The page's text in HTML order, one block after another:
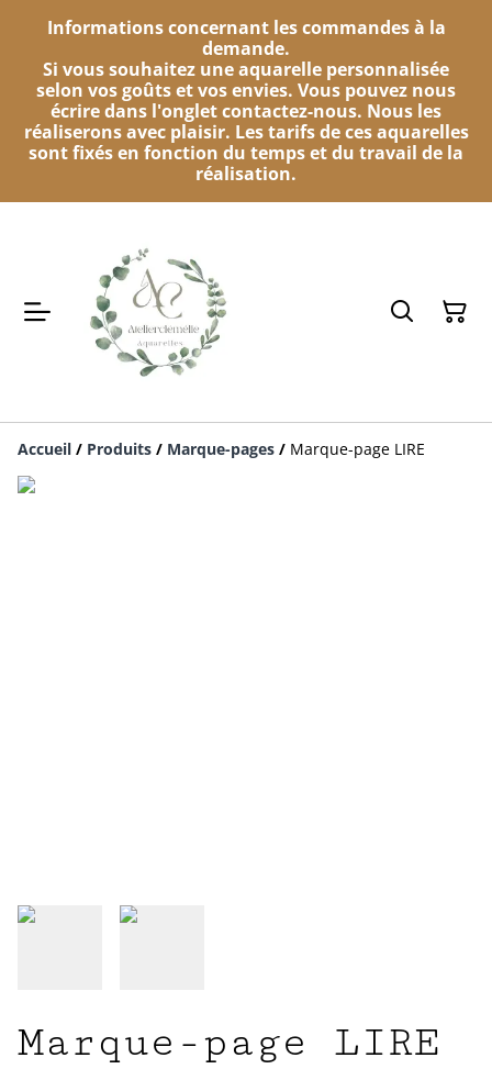
Informations concernant les commandes à la
demande.
Si vous souhaitez une aquarelle personnalisée
selon vos goûts et vos envies. Vous pouvez nous
écrire dans l'onglet contactez-nous. Nous les
réaliserons avec plaisir. Les tarifs de ces aquarelles
sont fixés en fonction du temps et du travail de la
réalisation.
Accueil / Produits / Marque-pages / Marque-page LIRE
Marque-page LIRE